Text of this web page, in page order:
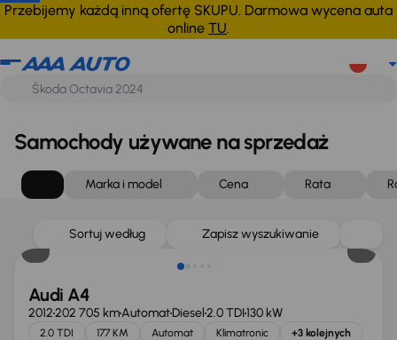
Przebijemy każdą inną ofertę SKUPU. Darmowa wycena auta
online TU.
Samochody używane na sprzedaż
Marka i model Cena Rata
Sortuj według Zapisz wyszukiwanie
Audi A4
2012202 705 kmAutomatDiesel2.0 TDI130 kW
2.0 TDI 177 KM Automat Klimatronic +3 kolejnych